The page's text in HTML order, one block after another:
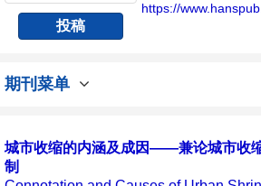
投稿
流平台。
https://
期刊菜单
城市收缩的内涵及成因——兼论城市收
制